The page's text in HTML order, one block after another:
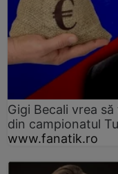
Gigi Becali vrea
din campionatul
www.fanatik.ro